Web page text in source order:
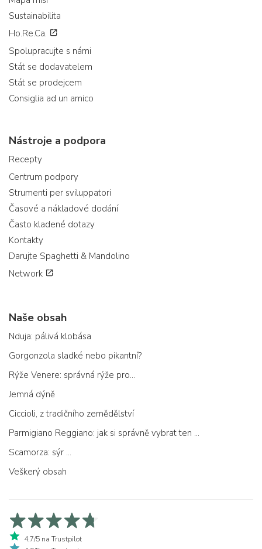
Sustainabilita
Ho.Re.Ca.
Spolupracujte s námi
Stát se dodavatelem
Stát se prodejcem
Consiglia ad un amico
Nástroje a podpora
Recepty
Centrum podpory
Strumenti per sviluppatori
Časové a nákladové dodání
Často kladené dotazy
Kontakty
Darujte Spaghetti & Mandolino
Network
Naše obsah
Nduja: pálivá klobása
Gorgonzola sladké nebo pikantní?
Rýže Venere: správná rýže pro...
Jemná dýně
Ciccioli, z tradičního zemědělství
Parmigiano Reggiano: jak si správně vybrat ten pravý
Scamorza: sýr ...
Veškerý obsah
4,7/5 na Trustpilot